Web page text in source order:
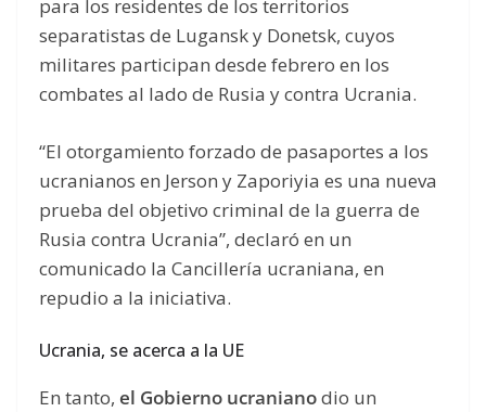
para los residentes de los territorios
separatistas de Lugansk y Donetsk, cuyos
militares participan desde febrero en los
combates al lado de Rusia y contra Ucrania.
“El otorgamiento forzado de pasaportes a los
ucranianos en Jerson y Zaporiyia es una nueva
prueba del objetivo criminal de la guerra de
Rusia contra Ucrania”, declaró en un
comunicado la Cancillería ucraniana, en
repudio a la iniciativa.
Ucrania, se acerca a la UE
En tanto, el Gobierno ucranianodio un